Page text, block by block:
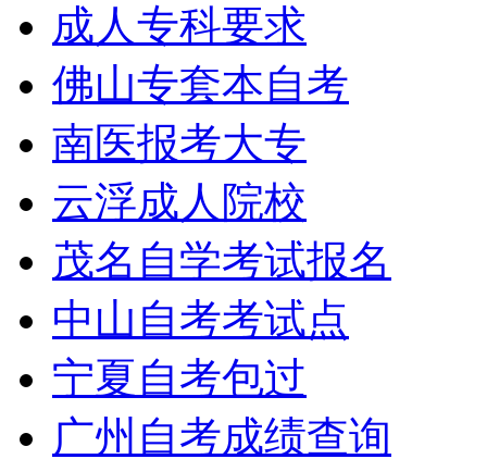
成人专科要求
佛山专套本自考
南医报考大专
云浮成人院校
茂名自学考试报名
中山自考考试点
宁夏自考包过
广州自考成绩查询